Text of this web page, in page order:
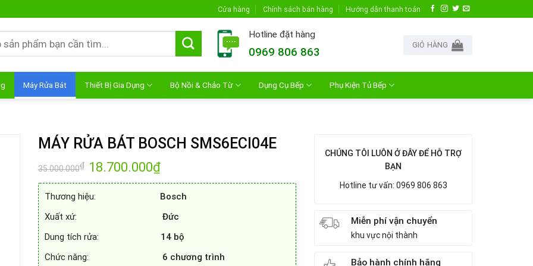
Cửa hàng Chính sách bán hàng Hướng dẫn thanh toán
Hotline đặt hàng
0969 806 863
GIỎ HÀNG
Máy Rửa Bát Thiết Bị Gia Dụng Bộ Nồi & Chảo Từ Dụng Cụ Bếp Phụ Kiện Tủ Bếp
MÁY RỬA BÁT BOSCH SMS6ECI04E
35.000.000₫ Giá
gốc
là:
18.700.000₫Giá
hiện
tại
18.700.000₫.
Thương hiệu: Bosch
Xuất xứ: Đức
Dung tích rửa: 14 bộ
Chức năng: 6 chương trình
CHÚNG TÔI LUÔN Ở ĐÂY ĐỂ HỖ TRỢ
BẠN
Hotline tư vấn: 0969 806 863
Miễn phí vận chuyển
khu vực nội thành
Bảo hành chính hãng